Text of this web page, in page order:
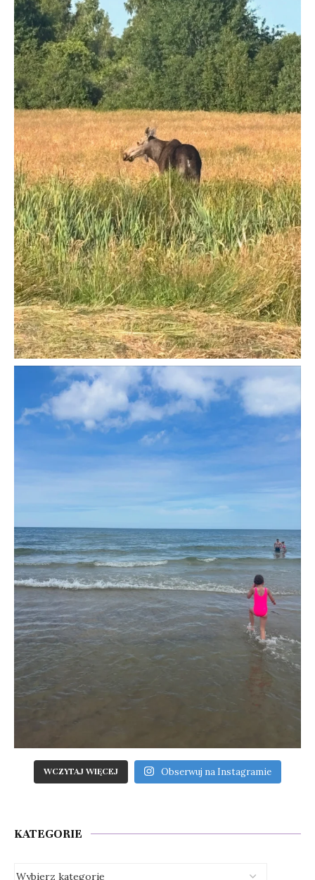
WCZYTAJ WIĘCEJ Obserwuj na Instagramie
KATEGORIE